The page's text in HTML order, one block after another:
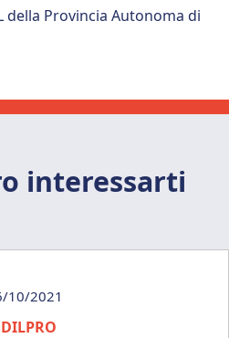
della Provincia Autonoma di
interessarti
10/2021